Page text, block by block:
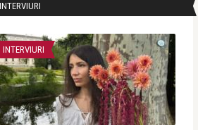
INTERVIURI
INTERVIURI